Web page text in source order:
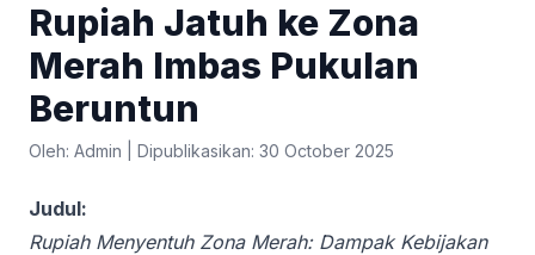
Rupiah Jatuh ke Zona
Merah Imbas Pukulan
Beruntun
Oleh: Admin Dipublikasikan: 30 October 2025
Judul:
Rupiah Menyentuh Zona Merah: Dampak Kebijakan